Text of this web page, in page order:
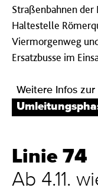
Straßenbahnen der
Haltestelle
Viermorgenweg
Ersatzbusse im
Weitere Infos zur
Linie 74
Ab 4.11.